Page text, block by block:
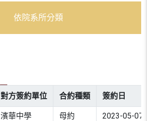
依院系所分類
對方簽約單位 合約種類 簽約日
濱華中學 母約 2023-05-07